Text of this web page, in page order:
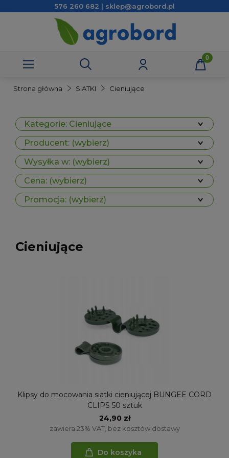
576 260 682 | sklep@agrobord.pl
Strona główna SIATKI Cieniujące
Kategorie: Cieniujące
Producent: (wybierz)
Wysyłka w: (wybierz)
Cena: (wybierz)
Promocja: (wybierz)
Cieniujące
Klipsy do mocowania siatki cieniującej BUNGEE CORD
CLIPS 50 sztuk
24,90 zł
zawiera 23% VAT, bez kosztów dostawy
Do koszyka